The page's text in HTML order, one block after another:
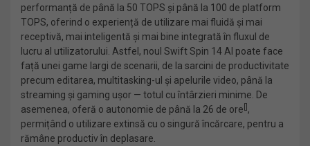
performanță de până la 50 TOPS și până la 100 de platform
TOPS, oferind o experiență de utilizare mai fluidă și mai
receptivă, mai inteligentă și mai bine integrată în fluxul de
lucru al utilizatorului. Astfel, noul Swift Spin 14 AI poate face
față unei game largi de scenarii, de la sarcini de productivitate
precum editarea, multitasking-ul și apelurile video, până la
streaming și gaming ușor — totul cu întârzieri minime. De
asemenea, oferă o autonomie de până la 26 de ore [] ,
permițând o utilizare extinsă cu o singură încărcare, pentru a
rămâne productiv în deplasare.